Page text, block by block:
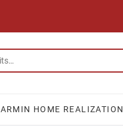
ARMIN HOME REALIZATION